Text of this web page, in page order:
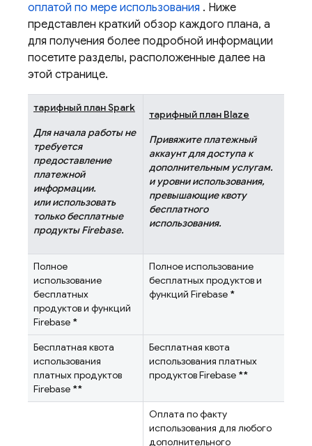
оплатой по мере использования . Ниже
представлен краткий обзор каждого плана, а
для получения более подробной информации
посетите разделы, расположенные далее на
этой странице.
тарифный план Spark
Для начала работы не
требуется
предоставление
платежной
информации.
или использовать
только бесплатные
продукты Firebase.
тарифный план Blaze
Привяжите платежный
аккаунт для доступа к
дополнительным услугам.
и уровни использования,
превышающие квоту
бесплатного
использования.
Полное
использование
бесплатных
продуктов и функций
Firebase *
Полное использование
бесплатных продуктов и
функций Firebase *
Бесплатная квота
использования
платных продуктов
Firebase **
Бесплатная квота
использования платных
продуктов Firebase **
Оплата по факту
использования для любого
дополнительного